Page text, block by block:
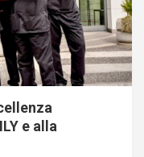
e alla